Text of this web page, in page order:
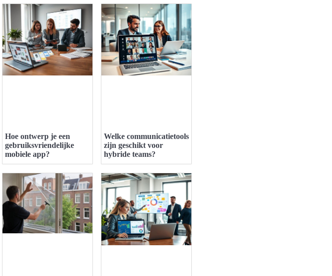
Hoe ontwerp je een
gebruiksvriendelijke
mobiele app?
Welke communicatietools
zijn geschikt voor
hybride teams?